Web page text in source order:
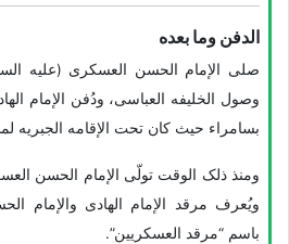
الدفن وما بعده
صلى الإمام الحسن العسکری (علیه
وصول الخلیفه العباسی، ودُفن الإمام
بسامراء حیث کان تحت الإقامه الجبریه
ومنذ ذلک الوقت تولّى الإمام الحسن
ویُعرف مرقد الإمام الهادی والإمام
باسم “مرقد العسکریین”.